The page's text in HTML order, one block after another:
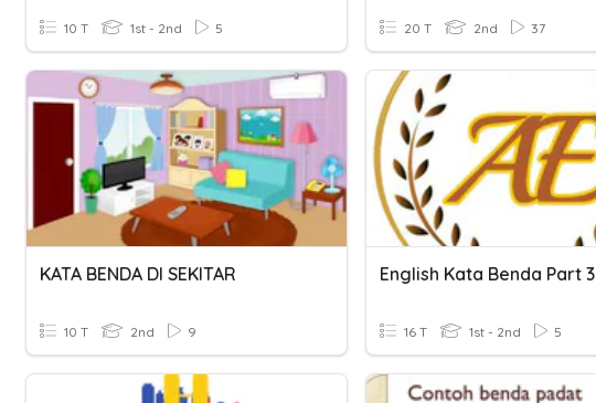
10 T 1st - 2nd 5 20 T 2nd 37
KATA BENDA DI SEKITAR
10 T 2nd 9
English Kata Benda Part 3
16 T 1st - 2nd 5